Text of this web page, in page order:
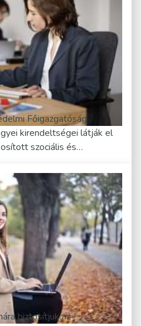
Főigazgatóság
kirendeltségei látják el
szociális és…
biztosítjuk az